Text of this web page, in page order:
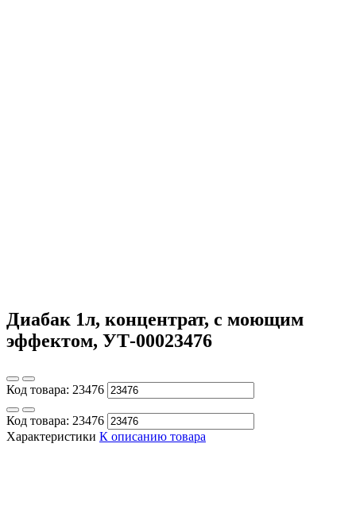
Диабак 1л, концентрат, с моющим
эффектом, УТ-00023476
Код товара: 23476
Код товара: 23476
Характеристики К описанию товара